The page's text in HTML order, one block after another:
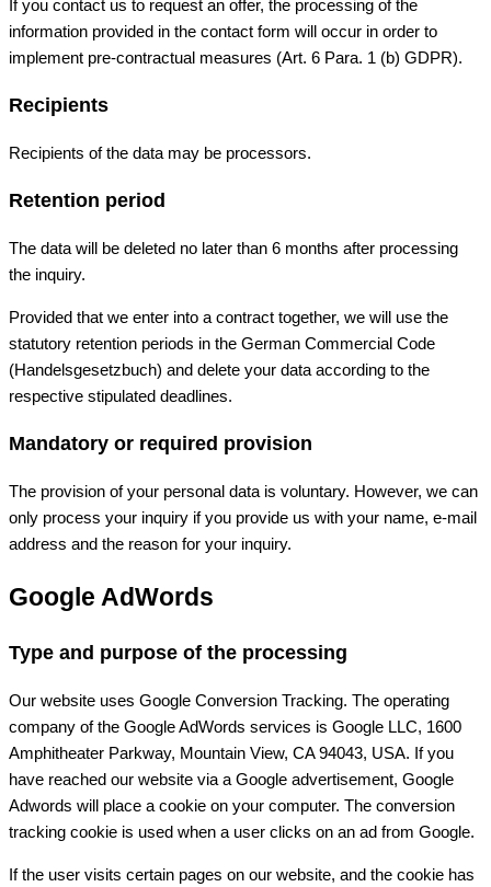
If you contact us to request an offer, the processing of the
information provided in the contact form will occur in order to
implement pre-contractual measures (Art. 6 Para. 1 (b) GDPR).
Recipients
Recipients of the data may be processors.
Retention period
The data will be deleted no later than 6 months after processing
the inquiry.
Provided that we enter into a contract together, we will use the
statutory retention periods in the German Commercial Code
(Handelsgesetzbuch) and delete your data according to the
respective stipulated deadlines.
Mandatory or required provision
The provision of your personal data is voluntary. However, we can
only process your inquiry if you provide us with your name, e-mail
address and the reason for your inquiry.
Google AdWords
Type and purpose of the processing
Our website uses Google Conversion Tracking. The operating
company of the Google AdWords services is Google LLC, 1600
Amphitheater Parkway, Mountain View, CA 94043, USA. If you
have reached our website via a Google advertisement, Google
Adwords will place a cookie on your computer. The conversion
tracking cookie is used when a user clicks on an ad from Google.
If the user visits certain pages on our website, and the cookie has